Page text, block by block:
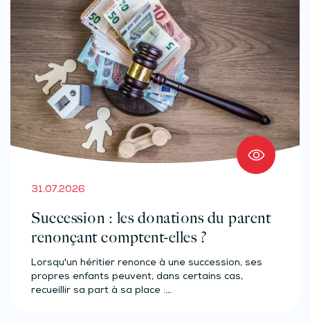
31.07.2026
Succession : les donations du parent
renonçant comptent-elles ?
Lorsqu'un héritier renonce à une succession, ses
propres enfants peuvent, dans certains cas,
recueillir sa part à sa place :…